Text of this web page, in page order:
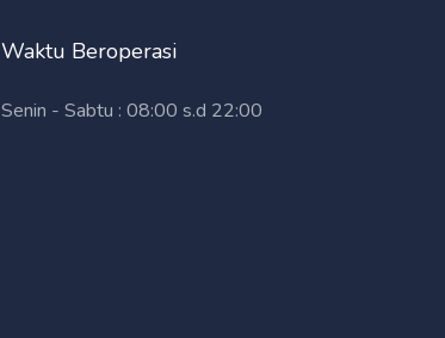
Waktu Beroperasi
Senin - Sabtu : 08:00 s.d 22:00